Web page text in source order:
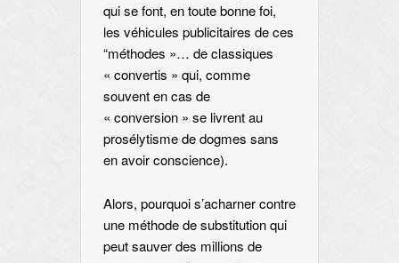
qui se font, en toute bonne foi,
les véhicules publicitaires de ces
“méthodes »… de classiques
« convertis » qui, comme
souvent en cas de
« conversion » se livrent au
prosélytisme de dogmes sans
en avoir conscience).
Alors, pourquoi s’acharner contre
une méthode de substitution qui
peut sauver des millions de